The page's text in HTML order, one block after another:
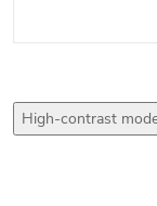
High-contrast